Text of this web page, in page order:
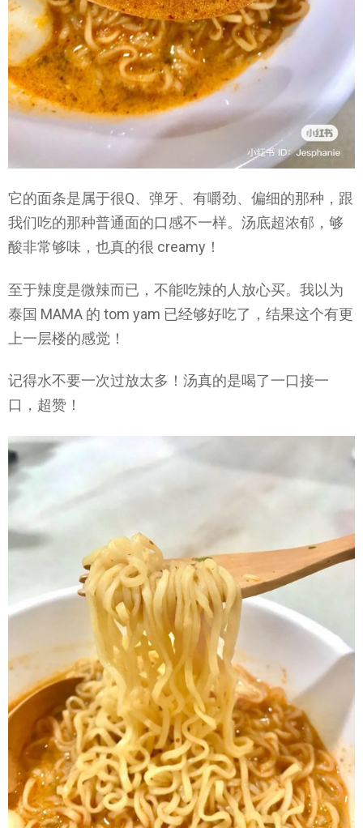
它的面条是属于很Q、弹牙、有嚼劲、偏细的那种，跟
我们吃的那种普通面的口感不一样。汤底超浓郁，够
酸非常够味，也真的很 creamy！
至于辣度是微辣而已，不能吃辣的人放心买。我以为
泰国 MAMA 的 tom yam 已经够好吃了，结果这个有更
上一层楼的感觉！
记得水不要一次过放太多！汤真的是喝了一口接一
口，超赞！